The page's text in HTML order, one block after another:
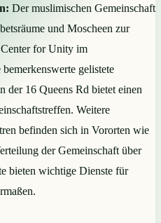
Der muslimischen Gemeinschaft
und Moscheen zur
for Unity im
gelistete
der 16 Queens Rd bietet einen
Weitere
befinden sich in Vororten wie
der Gemeinschaft über
bieten wichtige Dienste für